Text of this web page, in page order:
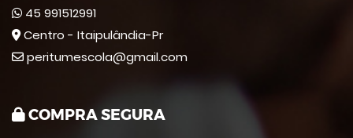
45 991512991
Centro - Itaipulândia-Pr
peritumescola@gmail.com
COMPRA SEGURA